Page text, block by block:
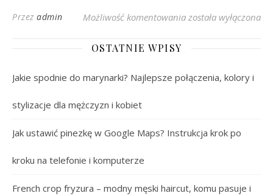
Przez admin Możliwość komentowania Czterokrotne Wycie
została wyłączona
OSTATNIE WPISY
Jakie spodnie do marynarki? Najlepsze połączenia, kolory i
stylizacje dla mężczyzn i kobiet
Jak ustawić pinezkę w Google Maps? Instrukcja krok po
kroku na telefonie i komputerze
French crop fryzura – modny męski haircut, komu pasuje i